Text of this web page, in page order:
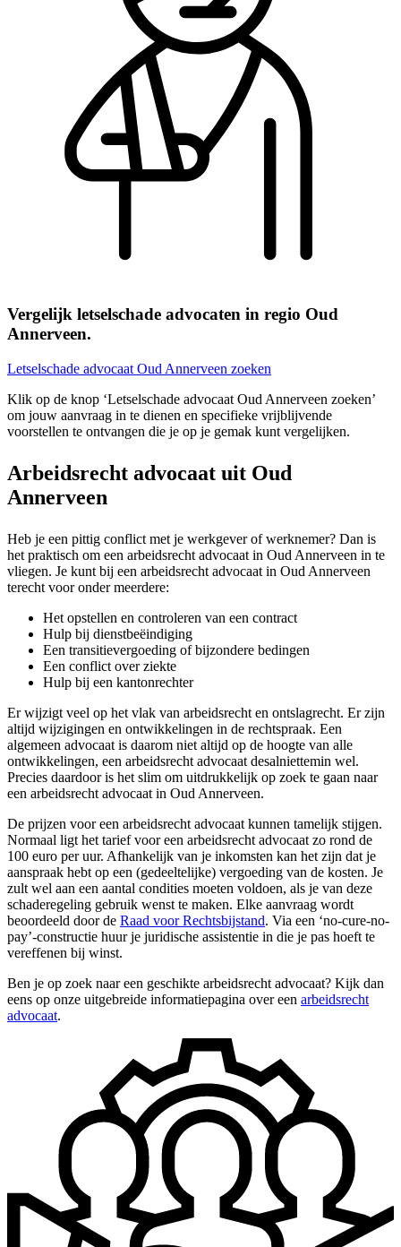
Vergelijk letselschade advocaten in regio Oud
Annerveen.
Letselschade advocaat Oud Annerveen zoeken
Klik op de knop ‘Letselschade advocaat Oud Annerveen zoeken’
om jouw aanvraag in te dienen en specifieke vrijblijvende
voorstellen te ontvangen die je op je gemak kunt vergelijken.
Arbeidsrecht advocaat uit Oud
Annerveen
Heb je een pittig conflict met je werkgever of werknemer? Dan is
het praktisch om een arbeidsrecht advocaat in Oud Annerveen in te
vliegen. Je kunt bij een arbeidsrecht advocaat in Oud Annerveen
terecht voor onder meerdere:
Het opstellen en controleren van een contract
Hulp bij dienstbeëindiging
Een transitievergoeding of bijzondere bedingen
Een conflict over ziekte
Hulp bij een kantonrechter
Er wijzigt veel op het vlak van arbeidsrecht en ontslagrecht. Er zijn
altijd wijzigingen en ontwikkelingen in de rechtspraak. Een
algemeen advocaat is daarom niet altijd op de hoogte van alle
ontwikkelingen, een arbeidsrecht advocaat desalniettemin wel.
Precies daardoor is het slim om uitdrukkelijk op zoek te gaan naar
een arbeidsrecht advocaat in Oud Annerveen.
De prijzen voor een arbeidsrecht advocaat kunnen tamelijk stijgen.
Normaal ligt het tarief voor een arbeidsrecht advocaat zo rond de
100 euro per uur. Afhankelijk van je inkomsten kan het zijn dat je
aanspraak hebt op een (gedeeltelijke) vergoeding van de kosten. Je
zult wel aan een aantal condities moeten voldoen, als je van deze
schaderegeling gebruik wenst te maken. Elke aanvraag wordt
beoordeeld door de Raad voor Rechtsbijstand. Via een ‘no-cure-no-
pay’-constructie huur je juridische assistentie in die je pas hoeft te
vereffenen bij winst.
Ben je op zoek naar een geschikte arbeidsrecht advocaat? Kijk dan
eens op onze uitgebreide informatiepagina over een arbeidsrecht
advocaat.